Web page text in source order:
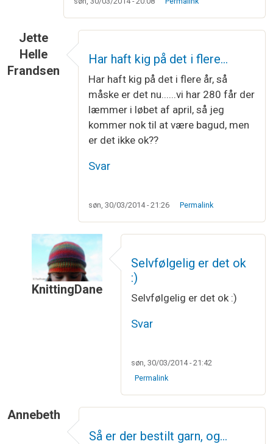
Jette
Helle
Frandsen
Har haft kig på det i flere…
Har haft kig på det i flere år, så
måske er det nu......vi har 280 får der
læmmer i løbet af april, så jeg
kommer nok til at være bagud, men
er det ikke ok??
Svar
søn, 30/03/2014 - 21:26 Permalink
KnittingDane
Har haft kig på det i flere…af
Selvfølgelig er det ok
:)
Selvfølgelig er det ok :)
Svar
søn, 30/03/2014 - 21:42
Permalink
Annebeth
Så er der bestilt garn, og…